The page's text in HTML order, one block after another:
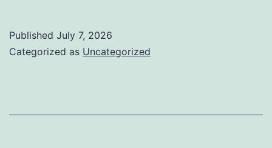
Published July 7, 2026
Categorized as Uncategorized